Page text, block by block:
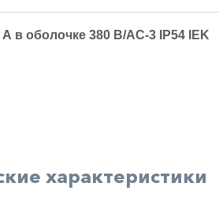
в оболочке 380 В/АС-3 IP54 IEK
характеристики